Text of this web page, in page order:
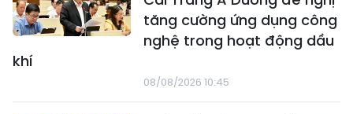
tăng cường ứng dụng công
nghệ trong hoạt động dầu
khí
08/08/2026 10:45